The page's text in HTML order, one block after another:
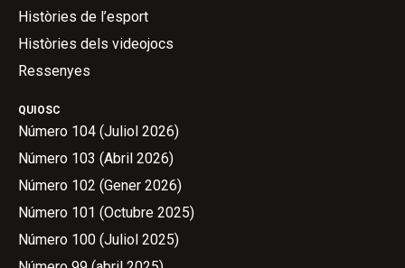
QUIOSC
Número 104 (Juliol 2026)
Número 103 (Abril 2026)
Número 102 (Gener 2026)
Número 101 (Octubre 2025)
Número 100 (Juliol 2025)
Històries de l’esport
Històries dels videojocs
Ressenyes